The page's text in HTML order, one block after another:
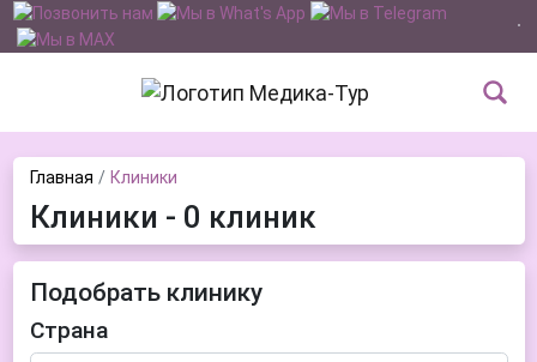
Главная Клиники
Клиники - 0 клиник
Подобрать клинику
Страна